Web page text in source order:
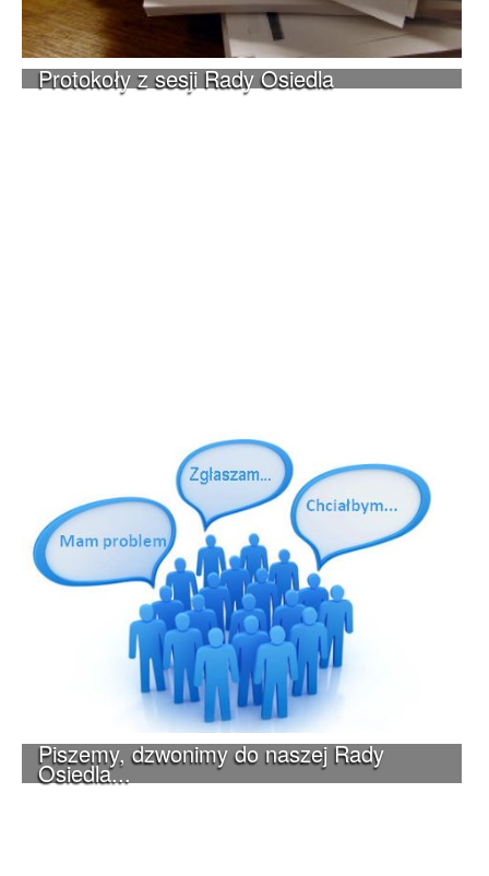
Protokoły z sesji Rady Osiedla
Piszemy, dzwonimy do naszej Rady
Osiedla...